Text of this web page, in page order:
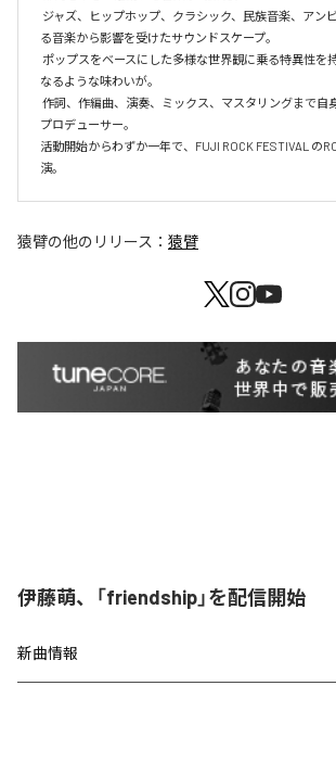
る音楽から影響を受けたサウンドスケープ。
なるような味わいが。
プロデューサー。
活動開始からわずか一年で、FUJI ROCK FESTIVAL の
演。
猿臂の他のリリース： 猿臂
伊藤萌、「friendship」を配信開始
新曲情報